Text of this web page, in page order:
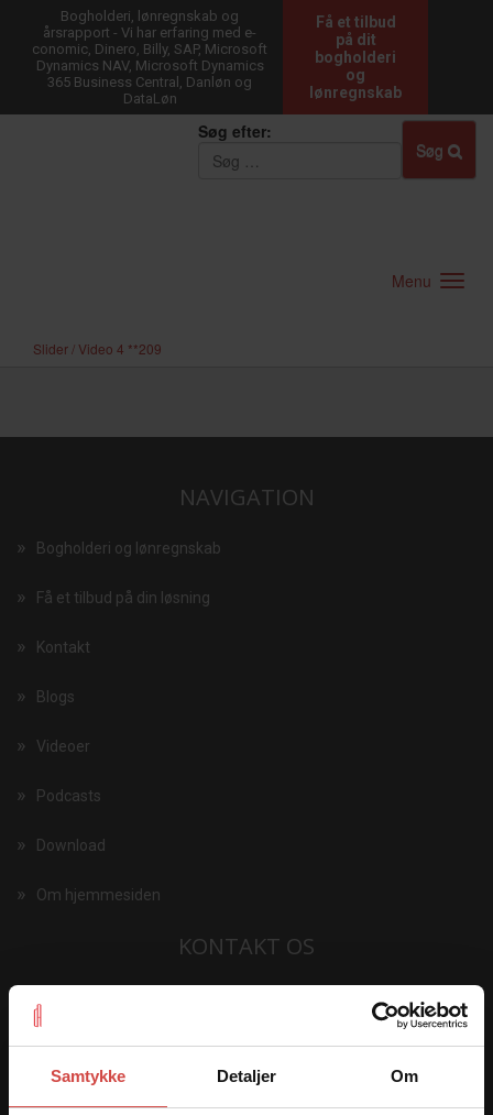
Samtykke Detaljer Om
Bogholderi, lønregnskab og
årsrapport - Vi har erfaring med e-
conomic, Dinero, Billy, SAP, Microsoft
Dynamics NAV, Microsoft Dynamics
365 Business Central, Danløn og
DataLøn
Få et tilbud
på dit
bogholderi
og
lønregnskab
Menu
Søg efter:
Søg
Slider / Video 4 **209
NAVIGATION
Bogholderi og lønregnskab
Få et tilbud på din løsning
Kontakt
Blogs
Videoer
Podcasts
Download
Om hjemmesiden
KONTAKT OS
1550 København V
Danmark